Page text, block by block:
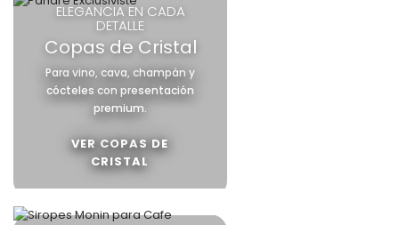
ELEGANCIA EN CADA
DETALLE
Copas de Cristal
Para vino, cava, champán y
cócteles con presentación
premium.
VER COPAS DE
CRISTAL